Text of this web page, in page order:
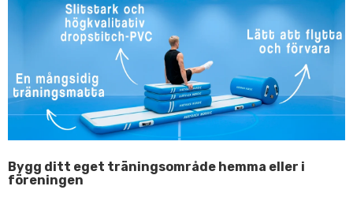
Bygg ditt eget träningsområde hemma eller i
föreningen